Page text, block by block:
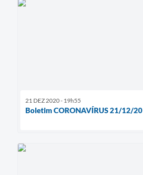
21 DEZ 2020 - 19h55
Boletim CORONAVÍRUS 21/12/20